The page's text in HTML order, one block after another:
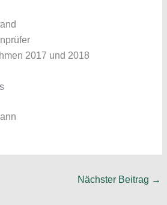
2017 und 2018
Nächster Beitrag →